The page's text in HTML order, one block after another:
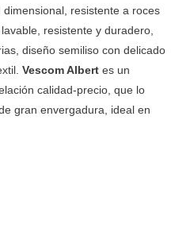
resistente a roces
resistente y duradero,
diseño semiliso con delicado
Vescom Albert es un
calidad-precio, que lo
gran envergadura, ideal en